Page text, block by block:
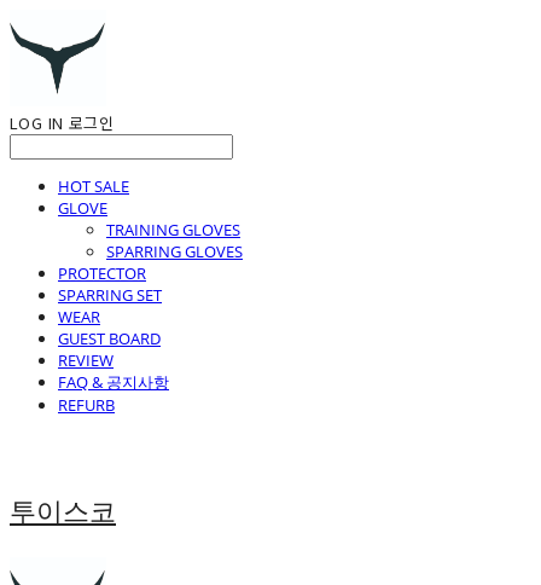
LOG IN 로그인
HOT SALE
GLOVE
TRAINING GLOVES
SPARRING GLOVES
PROTECTOR
SPARRING SET
WEAR
GUEST BOARD
REVIEW
FAQ & 공지사항
REFURB
투이스코